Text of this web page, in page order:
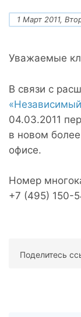
1 Март 2011,
Уважаемые
В связи с
04.03.2011
в новом
офисе.
Номер
+7 (495) 150-
Поделитесь